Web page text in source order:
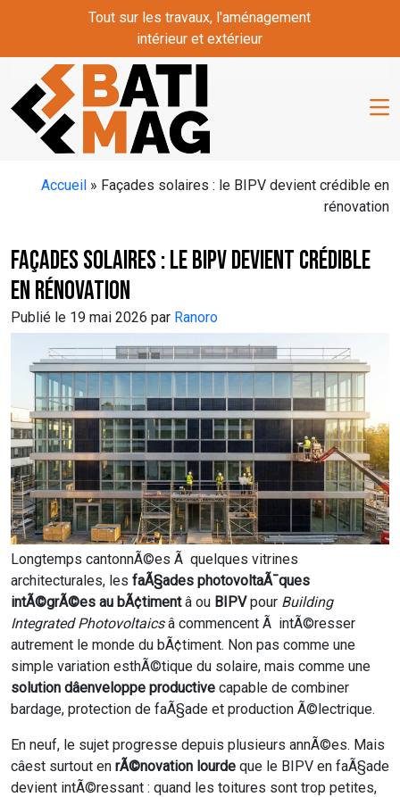
Skip to main contentTout sur les travaux, l'aménagement
intérieur et extérieur
Accueil » Façades solaires : le BIPV devient crédible en
rénovation
Façades solaires : le BIPV devient crédible
en rénovation
Publié le 19 mai 2026 par Ranoro
Longtemps cantonnÃ©es Ã quelques vitrines
architecturales, les faÃ§ades photovoltaÃ¯ques
intÃ©grÃ©es au bÃ¢timentâ ou BIPVpour Building
Integrated Photovoltaicsâ commencent Ã intÃ©resser
autrement le monde du bÃ¢timent. Non pas comme une
simple variation esthÃ©tique du solaire, mais comme une
solution dâenveloppe productive capable de combiner
bardage, protection de faÃ§ade et production Ã©lectrique.
En neuf, le sujet progresse depuis plusieurs annÃ©es. Mais
câest surtout en rÃ©novation lourde que le BIPV en faÃ§ade
devient intÃ©ressant : quand les toitures sont trop petites,